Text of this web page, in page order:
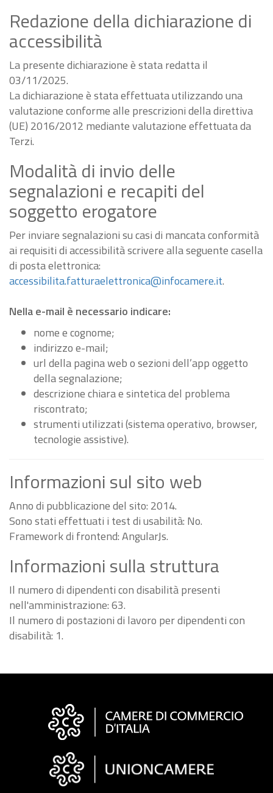
Redazione della dichiarazione di
accessibilità
La presente dichiarazione è stata redatta il
03/11/2025.
La dichiarazione è stata effettuata utilizzando una
valutazione conforme alle prescrizioni della direttiva
(UE) 2016/2012 mediante valutazione effettuata da
Terzi.
Modalità di invio delle
segnalazioni e recapiti del
soggetto erogatore
Per inviare segnalazioni su casi di mancata conformità
ai requisiti di accessibilità scrivere alla seguente casella
di posta elettronica:
accessibilita.fatturaelettronica@infocamere.it.
Nella e-mail è necessario indicare:
nome e cognome;
indirizzo e-mail;
url della pagina web o sezioni dell’app oggetto
della segnalazione;
descrizione chiara e sintetica del problema
riscontrato;
strumenti utilizzati (sistema operativo, browser,
tecnologie assistive).
Informazioni sul sito web
Anno di pubblicazione del sito: 2014.
Sono stati effettuati i test di usabilità: No.
Framework di frontend: AngularJs.
Informazioni sulla struttura
Il numero di dipendenti con disabilità presenti
nell'amministrazione: 63.
Il numero di postazioni di lavoro per dipendenti con
disabilità: 1.
Informazioni
"Fattura